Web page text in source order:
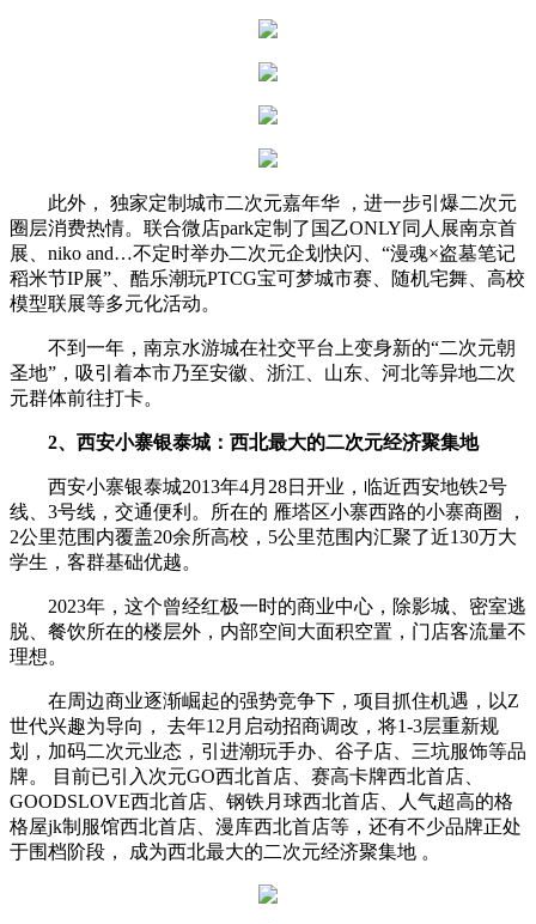
此外， 独家定制城市二次元嘉年华 ，进一步引爆二次元
圈层消费热情。联合微店park定制了国乙ONLY同人展南京首
展、niko and…不定时举办二次元企划快闪、“漫魂×盗墓笔记
稻米节IP展”、酷乐潮玩PTCG宝可梦城市赛、随机宅舞、高校
模型联展等多元化活动。
不到一年，南京水游城在社交平台上变身新的“二次元朝
圣地”，吸引着本市乃至安徽、浙江、山东、河北等异地二次
元群体前往打卡。
2、西安小寨银泰城： 西北最大的二次元经济聚集地
西安小寨银泰城2013年4月28日开业，临近西安地铁2号
线、3号线，交通便利。所在的 雁塔区小寨西路的小寨商圈 ，
2公里范围内覆盖20余所高校，5公里范围内汇聚了近130万大
学生，客群基础优越。
2023年，这个曾经红极一时的商业中心，除影城、密室逃
脱、餐饮所在的楼层外，内部空间大面积空置，门店客流量不
理想。
在周边商业逐渐崛起的强势竞争下，项目抓住机遇，以Z
世代兴趣为导向， 去年12月启动招商调改，将1-3层重新规
划，加码二次元业态，引进潮玩手办、谷子店、三坑服饰等品
牌。 目前已引入次元GO西北首店、赛高卡牌西北首店、
GOODSLOVE西北首店、钢铁月球西北首店、人气超高的格
格屋jk制服馆西北首店、漫库西北首店等，还有不少品牌正处
于围档阶段， 成为西北最大的二次元经济聚集地 。